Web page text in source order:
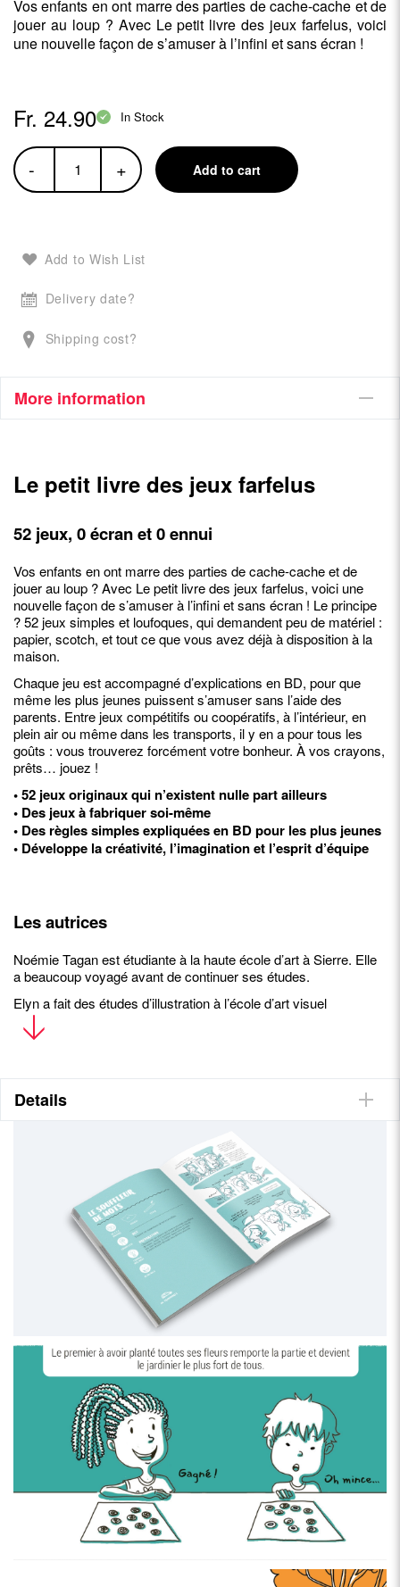
Vos enfants en ont marre des parties de cache-cache et de
jouer au loup ? Avec Le petit livre des jeux farfelus, voici
une nouvelle façon de s’amuser à l’infini et sans écran !
Fr. 24.90 In Stock
- + Add to cart
Add to Wish List
Delivery date?
Shipping cost?
More information
Le petit livre des jeux farfelus
52 jeux, 0 écran et 0 ennui
Vos enfants en ont marre des parties de cache-cache et de
jouer au loup ? Avec Le petit livre des jeux farfelus, voici une
nouvelle façon de s’amuser à l’infini et sans écran ! Le principe
? 52 jeux simples et loufoques, qui demandent peu de matériel :
papier, scotch, et tout ce que vous avez déjà à disposition à la
maison.
Chaque jeu est accompagné d’explications en BD, pour que
même les plus jeunes puissent s’amuser sans l’aide des
parents. Entre jeux compétitifs ou coopératifs, à l’intérieur, en
plein air ou même dans les transports, il y en a pour tous les
goûts : vous trouverez forcément votre bonheur. À vos crayons,
prêts… jouez !
• 52 jeux originaux qui n’existent nulle part ailleurs
• Des jeux à fabriquer soi-même
• Des règles simples expliquées en BD pour les plus jeunes
• Développe la créativité, l’imagination et l’esprit d’équipe
Les autrices
Noémie Tagan est étudiante à la haute école d’art à Sierre. Elle
a beaucoup voyagé avant de continuer ses études.
Elyn a fait des études d’illustration à l’école d’art visuel
Ceruleum à Lausanne. Elle travaille maintenant en tant que
dessinatrice de presse et graphiste
jamais s’ennuyer : c’est le point de départ du Petit livre des jeux
farfelus.
Details